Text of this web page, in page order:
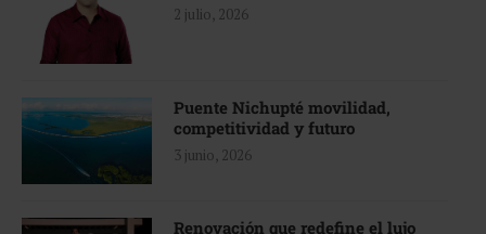
2 julio, 2026
Puente Nichupté movilidad,
competitividad y futuro
3 junio, 2026
Renovación que redefine el lujo